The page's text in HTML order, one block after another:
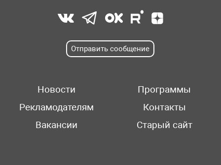
Отправить сообщение
Новости
Программы
Рекламодателям
Контакты
Вакансии
Старый сайт